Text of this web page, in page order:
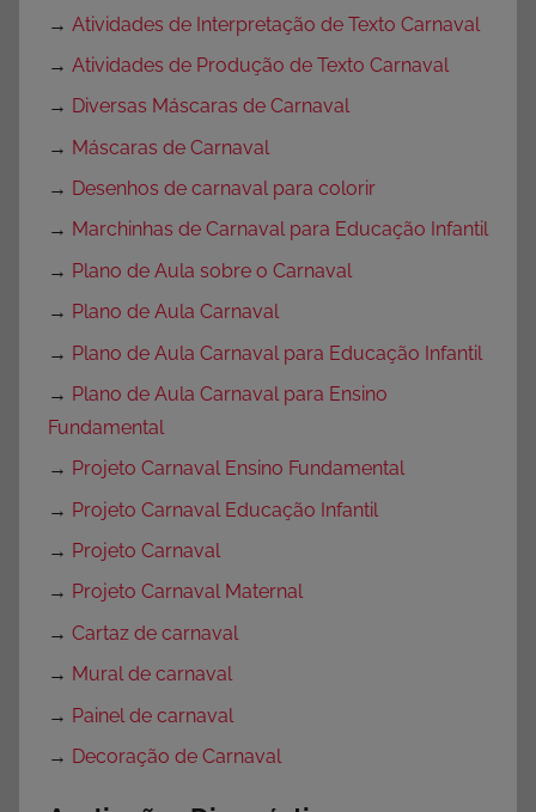
→ Atividades de Interpretação de Texto Carnaval
→ Atividades de Produção de Texto Carnaval
→ Diversas Máscaras de Carnaval
→ Máscaras de Carnaval
→ Desenhos de carnaval para colorir
→ Marchinhas de Carnaval para Educação Infantil
→ Plano de Aula sobre o Carnaval
→ Plano de Aula Carnaval
→ Plano de Aula Carnaval para Educação Infantil
→ Plano de Aula Carnaval para Ensino
Fundamental
→ Projeto Carnaval Ensino Fundamental
→ Projeto Carnaval Educação Infantil
→ Projeto Carnaval
→ Projeto Carnaval Maternal
→ Cartaz de carnaval
→ Mural de carnaval
→ Painel de carnaval
→ Decoração de Carnaval